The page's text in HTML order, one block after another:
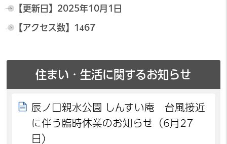
【更新日】 2025年10月1日
【アクセス数】 1467
住まい・生活に関するお知らせ
辰ノ口親水公園 しんすい庵 台風接近
に伴う臨時休業のお知らせ（6月27
日）